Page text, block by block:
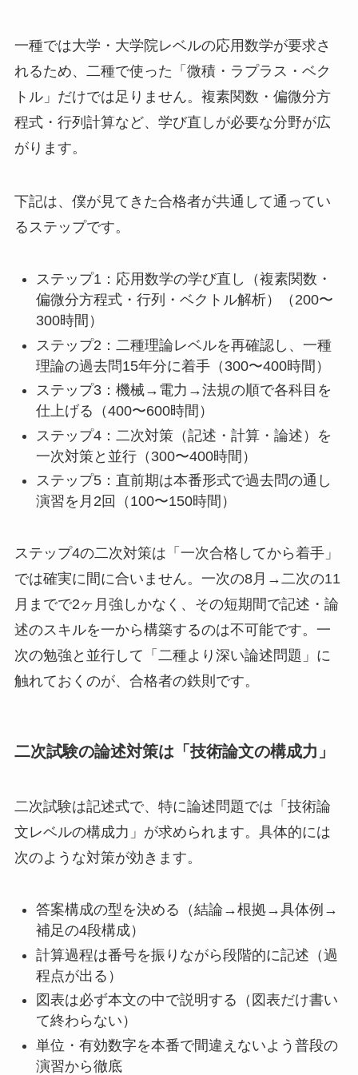
一種では大学・大学院レベルの応用数学が要求さ
れるため、二種で使った「微積・ラプラス・ベク
トル」だけでは足りません。複素関数・偏微分方
程式・行列計算など、学び直しが必要な分野が広
がります。
下記は、僕が見てきた合格者が共通して通ってい
るステップです。
ステップ1：応用数学の学び直し（複素関数・
偏微分方程式・行列・ベクトル解析）（200〜
300時間）
ステップ2：二種理論レベルを再確認し、一種
理論の過去問15年分に着手（300〜400時間）
ステップ3：機械→電力→法規の順で各科目を
仕上げる（400〜600時間）
ステップ4：二次対策（記述・計算・論述）を
一次対策と並行（300〜400時間）
ステップ5：直前期は本番形式で過去問の通し
演習を月2回（100〜150時間）
ステップ4の二次対策は「一次合格してから着手」
では確実に間に合いません。一次の8月→二次の11
月までで2ヶ月強しかなく、その短期間で記述・論
述のスキルを一から構築するのは不可能です。一
次の勉強と並行して「二種より深い論述問題」に
触れておくのが、合格者の鉄則です。
二次試験の論述対策は「技術論文の構成力」
二次試験は記述式で、特に論述問題では「技術論
文レベルの構成力」が求められます。具体的には
次のような対策が効きます。
答案構成の型を決める（結論→根拠→具体例→
補足の4段構成）
計算過程は番号を振りながら段階的に記述（過
程点が出る）
図表は必ず本文の中で説明する（図表だけ書い
て終わらない）
単位・有効数字を本番で間違えないよう普段の
演習から徹底